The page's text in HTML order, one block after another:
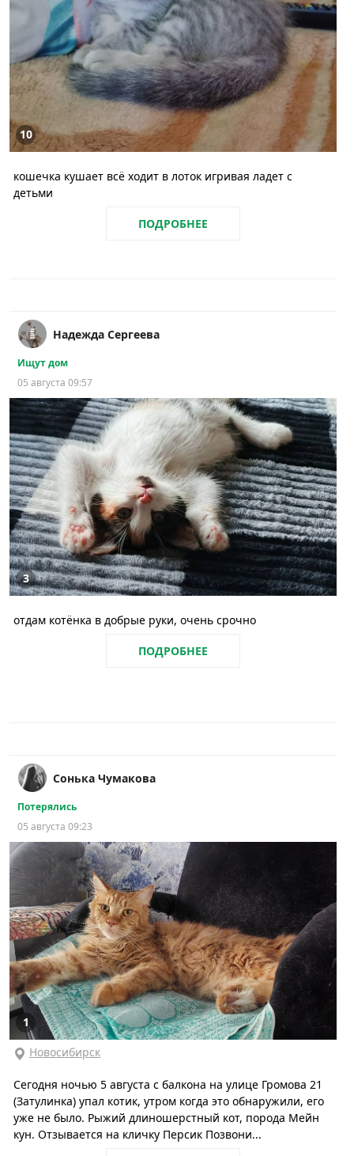
10
кошечка кушает всё ходит в лоток игривая ладет с
детьми
ПОДРОБНЕЕ
Надежда Сергеева
Ищут дом
05 августа 09:57
3
отдам котёнка в добрые руки, очень срочно
ПОДРОБНЕЕ
Сонька Чумакова
Потерялись
05 августа 09:23
1
Новосибирск
Сегодня ночью 5 августа с балкона на улице Громова 21
(Затулинка) упал котик, утром когда это обнаружили, его
уже не было. Рыжий длиношерстный кот, порода Мейн
кун. Отзывается на кличку Персик Позвони...